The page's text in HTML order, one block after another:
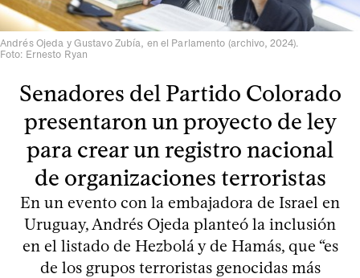
Andrés Ojeda y Gustavo Zubía, en el Parlamento (archivo, 2024).
Foto: Ernesto Ryan
Senadores del Partido Colorado
presentaron un proyecto de ley
para crear un registro nacional
de organizaciones terroristas
En un evento con la embajadora de Israel en
Uruguay, Andrés Ojeda planteó la inclusión
en el listado de Hezbolá y de Hamás, que “es
de los grupos terroristas genocidas más